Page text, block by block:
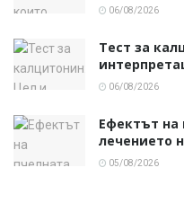
06/08/2026
Тест за
06/08/2026
Ефектът на
лечението
05/08/2026